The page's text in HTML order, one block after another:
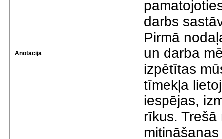
Anotācija
darbs
Pirmā
un darba
izpētītas
tīmekļa
iespējas,
rīkus. Trešā